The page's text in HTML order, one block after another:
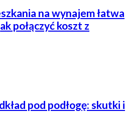
na wynajem łatwa
połączyć koszt z
pod podłogę: skutki i